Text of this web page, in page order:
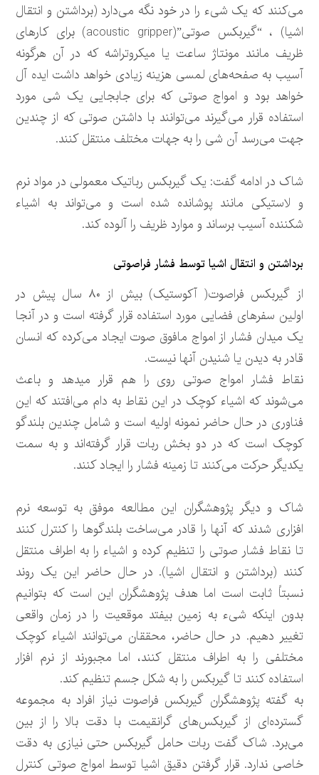
می‌کنند که یک شیء را در خود نگه می‌دارد (برداشتن و انتقال
اشیا) ، “گیربکس صوتی”(acoustic gripper) برای کارهای
ظریف مانند مونتاژ ساعت یا میکروتراشه که در آن هرگونه
آسیب به صفحه‌های لمسی هزینه زیادی خواهد داشت ایده آل
خواهد بود و امواج صوتی که برای جابجایی یک شی مورد
استفاده قرار می‌گیرند می‌توانند با داشتن صوتی که از چندین
جهت می‌رسد آن شی را به جهات مختلف منتقل کنند.
شاک در ادامه گفت: یک گیربکس رباتیک معمولی در مواد نرم
و لاستیکی مانند پوشانده شده است و می‌تواند به اشیاء
شکننده آسیب برساند و موارد ظریف را آلوده کند.
برداشتن و انتقال اشیا توسط فشار فراصوتی
از گیربکس فراصوت( آکوستیک) بیش از ۸۰ سال پیش در
اولین سفرهای فضایی مورد استفاده قرار گرفته است و در آنجا
یک میدان فشار از امواج مافوق صوت ایجاد می‌کرده که انسان
قادر به دیدن یا شنیدن آنها نیست.
نقاط فشار امواج صوتی روی را هم قرار میدهد و باعث
می‌شوند که اشیاء کوچک در این نقاط به دام می‌افتند که این
فناوری در حال حاضر نمونه اولیه است و شامل چندین بلندگو
کوچک است که در دو بخش ربات قرار گرفته‌اند و به سمت
یکدیگر حرکت می‌کنند تا زمینه فشار را ایجاد کنند.
شاک و دیگر پژوهشگران این مطالعه موفق به توسعه نرم
افزاری شدند که آنها را قادر می‌ساخت بلندگوها را کنترل کنند
تا نقاط فشار صوتی را تنظیم کرده و اشیاء را به اطراف منتقل
کنند (برداشتن و انتقال اشیا). در حال حاضر این یک روند
نسبتاً ثابت است اما هدف پژوهشگران این است که بتوانیم
بدون اینکه شیء به زمین بیفتد موقعیت را در زمان واقعی
تغییر دهیم. در حال حاضر، محققان می‌توانند اشیاء کوچک
مختلفی را به اطراف منتقل کنند، اما مجبورند از نرم افزار
استفاده کنند تا گیربکس را به شکل جسم تنظیم کند.
به گفته پژوهشگران گیربکس فراصوت نیاز افراد به مجموعه
گسترده‌ای از گیربکس‌های گرانقیمت با دقت بالا را از بین
می‌برد. شاک گفت ربات حامل گیربکس حتی نیازی به دقت
خاصی ندارد. قرار گرفتن دقیق اشیا توسط امواج صوتی کنترل